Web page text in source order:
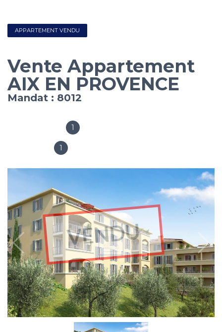
APPARTEMENT VENDU
Vente Appartement
AIX EN PROVENCE
Mandat : 8012
1
1
VENDU